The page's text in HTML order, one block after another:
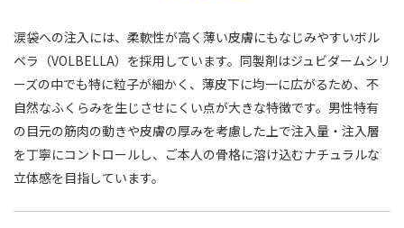
名古屋
仙台
福岡
涙袋への注入には、柔軟性が高く薄い皮膚にもなじみやすいボル
ベラ（VOLBELLA）を採用しています。同製剤はジュビダームシリ
ーズの中でも特に粒子が細かく、薄皮下に均一に広がるため、不
自然なふくらみを生じさせにくい点が大きな特徴です。男性特有
の目元の筋肉の動きや皮膚の厚みを考慮した上で注入量・注入層
を丁寧にコントロールし、ご本人の骨格に溶け込むナチュラルな
立体感を目指しています。